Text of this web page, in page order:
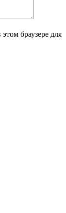
браузере для